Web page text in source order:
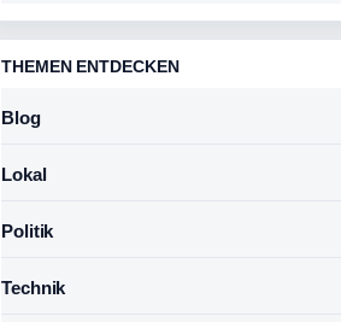
THEMEN ENTDECKEN
Blog
Lokal
Politik
Technik